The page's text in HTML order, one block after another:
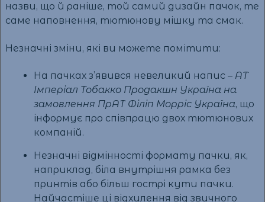
назви, що й раніше, той самий дизайн пачок, те
саме наповнення, тютюнову мішку та смак.
Незначні зміни, які ви можете помітити:
На пачках з’явився невеликий напис – АТ
Імперіал Тобакко Продакшн Україна на
замовлення ПрАТ Філіп Морріс Україна, що
інформує про співпрацю двох тютюнових
компаній.
Незначні відмінності формату пачки, як,
наприклад, біла внутрішня рамка без
принтів або більш гострі кути пачки.
Найчастіше ці відхилення від звичного